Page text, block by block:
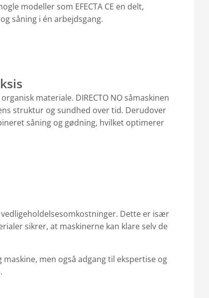
modeller som EFECTA CE en delt,
såning i én arbejdsgang.
materiale. DIRECTO NO såmaskinen
struktur og sundhed over tid. Derudover
såning og gødning, hvilket optimerer
Dette er især
sikrer, at maskinerne kan klare selv de
men også adgang til ekspertise og